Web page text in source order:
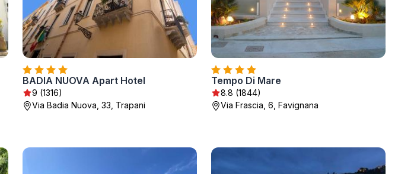
BADIA NUOVA Apart Hotel
9 (1316)
Via Badia Nuova, 33, Trapani
Tempo Di Mare
8.8 (1844)
Via Frascia, 6, Favignana